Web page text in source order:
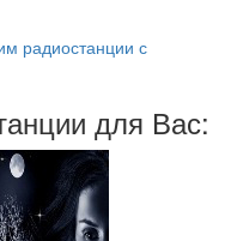
радиостанции с
для Вас: